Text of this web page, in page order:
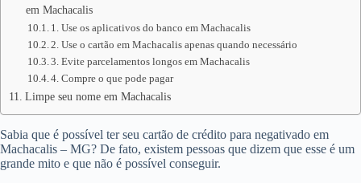
em Machacalis
1. Use os aplicativos do banco em Machacalis
2. Use o cartão em Machacalis apenas quando necessário
3. Evite parcelamentos longos em Machacalis
4. Compre o que pode pagar
Limpe seu nome em Machacalis
Sabia que é possível ter seu cartão de crédito para negativado em
Machacalis – MG? De fato, existem pessoas que dizem que esse é um
grande mito e que não é possível conseguir.